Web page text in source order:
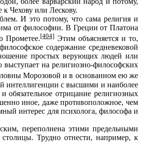
Чехову или Лескову.
И это потому, что сама религия и
от философии. В Греции от Платона
Прометее.[404]Этим объясняется и то,
содержание средневековой
простых верующих людей или
на религиозно-философских
Морозовой и в основанном ею же
интеллигенции с высшими и наиболее
обязательное отрицание религиозных
иное, даже противоположное, чем
интерес для психолога, философа и
переполнена этими предельными
Трудно отнести, например, к